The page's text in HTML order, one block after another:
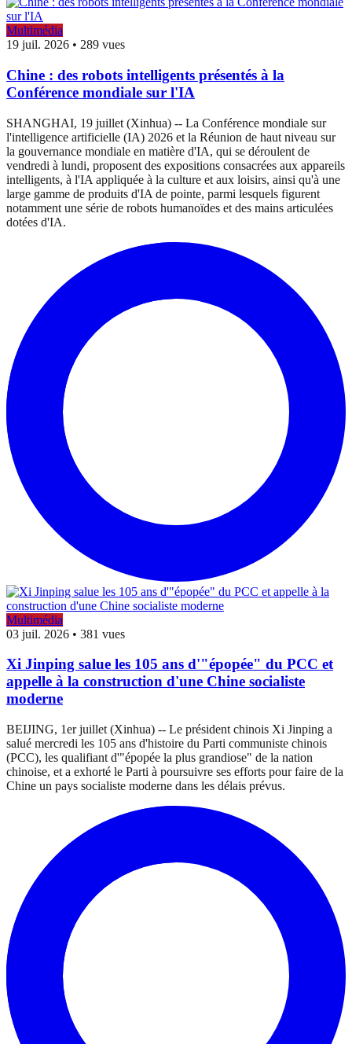
Multimédia
19 juil. 2026 • 289 vues
Chine : des robots intelligents présentés à la
Conférence mondiale sur l'IA
SHANGHAI, 19 juillet (Xinhua) -- La Conférence mondiale sur
l'intelligence artificielle (IA) 2026 et la Réunion de haut niveau sur
la gouvernance mondiale en matière d'IA, qui se déroulent de
vendredi à lundi, proposent des expositions consacrées aux appareils
intelligents, à l'IA appliquée à la culture et aux loisirs, ainsi qu'à une
large gamme de produits d'IA de pointe, parmi lesquels figurent
notamment une série de robots humanoïdes et des mains articulées
dotées d'IA.
Multimédia
03 juil. 2026 • 381 vues
Xi Jinping salue les 105 ans d'"épopée" du PCC et
appelle à la construction d'une Chine socialiste
moderne
BEIJING, 1er juillet (Xinhua) -- Le président chinois Xi Jinping a
salué mercredi les 105 ans d'histoire du Parti communiste chinois
(PCC), les qualifiant d'"épopée la plus grandiose" de la nation
chinoise, et a exhorté le Parti à poursuivre ses efforts pour faire de la
Chine un pays socialiste moderne dans les délais prévus.